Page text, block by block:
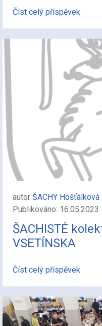
Číst celý příspěvek
autor ŠACHY Hošťálková
Publikováno: 16.05.2023
ŠACHISTÉ
VSETÍNSKA
Číst celý příspěvek